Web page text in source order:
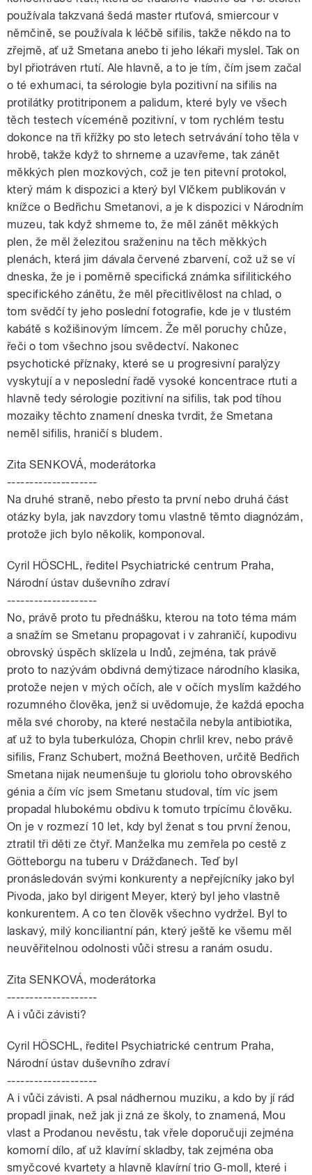
používala takzvaná šedá master rtuťová, smiercour v
němčině, se používala k léčbě sifilis, takže někdo na to
zřejmě, ať už Smetana anebo ti jeho lékaři myslel. Tak on
byl přiotráven rtutí. Ale hlavně, a to je tím, čím jsem začal
o té exhumaci, ta sérologie byla pozitivní na sifilis na
protilátky protitriponem a palidum, které byly ve všech
těch testech víceméně pozitivní, v tom rychlém testu
dokonce na tři křížky po sto letech setrvávání toho těla v
hrobě, takže když to shrneme a uzavřeme, tak zánět
měkkých plen mozkových, což je ten pitevní protokol,
který mám k dispozici a který byl Vlčkem publikován v
knížce o Bedřichu Smetanovi, a je k dispozici v Národním
muzeu, tak když shrneme to, že měl zánět měkkých
plen, že měl železitou sraženinu na těch měkkých
plenách, která jim dávala červené zbarvení, což už se ví
dneska, že je i poměrně specifická známka sifilitického
specifického zánětu, že měl přecitlivělost na chlad, o
tom svědčí ty jeho poslední fotografie, kde je v tlustém
kabátě s kožišinovým límcem. Že měl poruchy chůze,
řeči o tom všechno jsou svědectví. Nakonec
psychotické příznaky, které se u progresivní paralýzy
vyskytují a v neposlední řadě vysoké koncentrace rtuti a
hlavně tedy sérologie pozitivní na sifilis, tak pod tíhou
mozaiky těchto znamení dneska tvrdit, že Smetana
neměl sifilis, hraničí s bludem.
Zita SENKOVÁ, moderátorka
--------------------
Na druhé straně, nebo přesto ta první nebo druhá část
otázky byla, jak navzdory tomu vlastně těmto diagnózám,
protože jich bylo několik, komponoval.
Cyril HÖSCHL, ředitel Psychiatrické centrum Praha,
Národní ústav duševního zdraví
--------------------
No, právě proto tu přednášku, kterou na toto téma mám
a snažím se Smetanu propagovat i v zahraničí, kupodivu
obrovský úspěch sklízela u Indů, zejména, tak právě
proto to nazývám obdivná demýtizace národního klasika,
protože nejen v mých očích, ale v očích myslím každého
rozumného člověka, jenž si uvědomuje, že každá epocha
měla své choroby, na které nestačila nebyla antibiotika,
ať už to byla tuberkulóza, Chopin chrlil krev, nebo právě
sifilis, Franz Schubert, možná Beethoven, určitě Bedřich
Smetana nijak neumenšuje tu gloriolu toho obrovského
génia a čím víc jsem Smetanu studoval, tím víc jsem
propadal hlubokému obdivu k tomuto trpícímu člověku.
On je v rozmezí 10 let, kdy byl ženat s tou první ženou,
ztratil tři děti ze čtyř. Manželka mu zemřela po cestě z
Götteborgu na tuberu v Drážďanech. Teď byl
pronásledován svými konkurenty a nepřejícníky jako byl
Pivoda, jako byl dirigent Meyer, který byl jeho vlastně
konkurentem. A co ten člověk všechno vydržel. Byl to
laskavý, milý konciliantní pán, který ještě ke všemu měl
neuvěřitelnou odolnosti vůči stresu a ranám osudu.
Zita SENKOVÁ, moderátorka
--------------------
A i vůči závisti?
Cyril HÖSCHL, ředitel Psychiatrické centrum Praha,
Národní ústav duševního zdraví
--------------------
A i vůči závisti. A psal nádhernou muziku, a kdo by jí rád
propadl jinak, než jak ji zná ze školy, to znamená, Mou
vlast a Prodanou nevěstu, tak vřele doporučuji zejména
komorní dílo, ať už klavírní skladby, tak zejména oba
smyčcové kvartety a hlavně klavírní trio G-moll, které i